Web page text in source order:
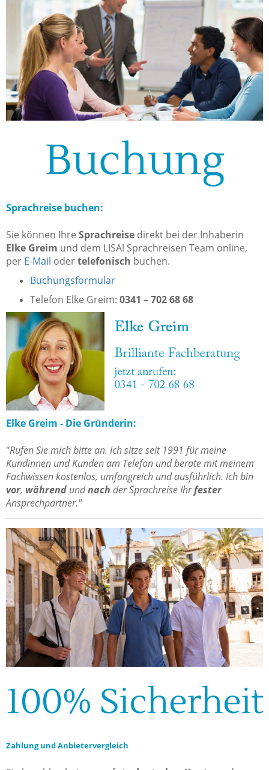
Buchung
Sprachreise buchen:
Sie können Ihre Sprachreise direkt bei der Inhaberin
Elke Greim und dem LISA! Sprachreisen Team online,
per E-Mail odertelefonisch buchen.
Buchungsformular
Telefon Elke Greim: 0341 – 702 68 68
Elke Greim - Die Gründerin:
"Rufen Sie mich bitte an. Ich sitze seit 1991 für meine
Kundinnen und Kunden am Telefon und berate mit meinem
Fachwissen kostenlos, umfangreich und ausführlich. Ich bin
vor, während undnach der Sprachreise Ihrfester
Ansprechpartner."
100% Sicherheit
Zahlung und Anbietervergleich